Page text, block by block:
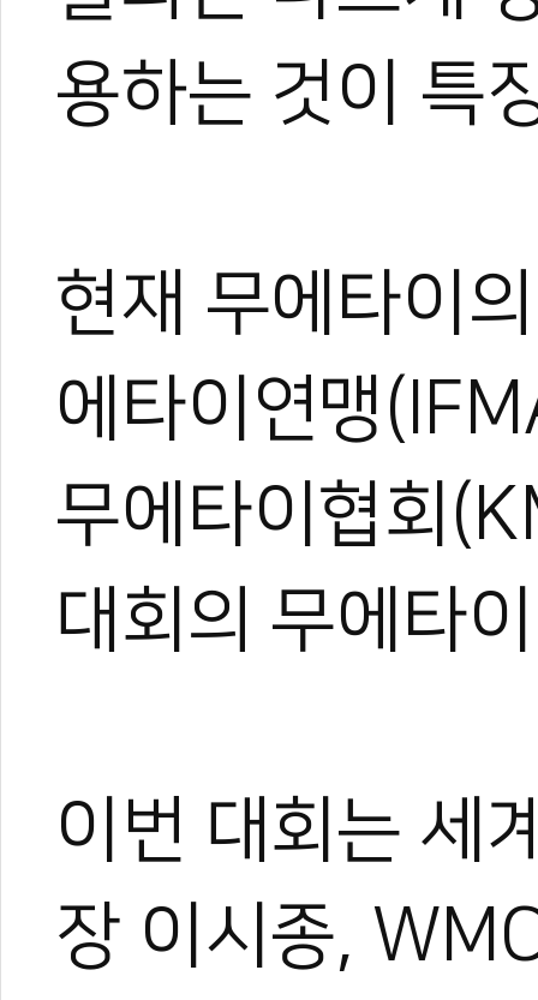
용하는 것이 특
현재 무에타이
에타이연맹
무에타이협회
대회의 무에타
이번 대회는 세
장 이시종,
0